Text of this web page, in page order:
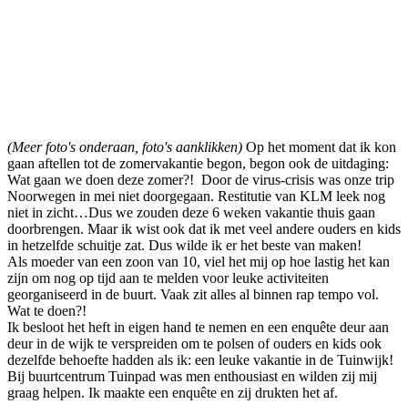
(Meer foto's onderaan, foto's aanklikken) Op het moment dat ik kon
gaan aftellen tot de zomervakantie begon, begon ook de uitdaging:
Wat gaan we doen deze zomer?! Door de virus-crisis was onze trip
Noorwegen in mei niet doorgegaan. Restitutie van KLM leek nog
niet in zicht…Dus we zouden deze 6 weken vakantie thuis gaan
doorbrengen. Maar ik wist ook dat ik met veel andere ouders en kids
in hetzelfde schuitje zat. Dus wilde ik er het beste van maken!
Als moeder van een zoon van 10, viel het mij op hoe lastig het kan
zijn om nog op tijd aan te melden voor leuke activiteiten
georganiseerd in de buurt. Vaak zit alles al binnen rap tempo vol.
Wat te doen?!
Ik besloot het heft in eigen hand te nemen en een enquête deur aan
deur in de wijk te verspreiden om te polsen of ouders en kids ook
dezelfde behoefte hadden als ik: een leuke vakantie in de Tuinwijk!
Bij buurtcentrum Tuinpad was men enthousiast en wilden zij mij
graag helpen. Ik maakte een enquête en zij drukten het af.